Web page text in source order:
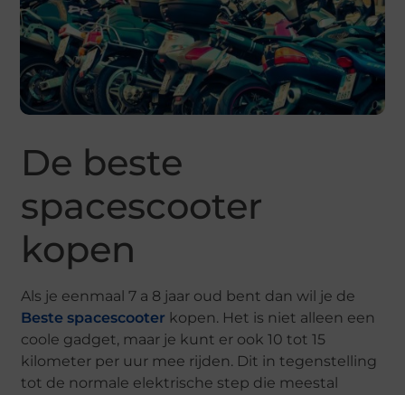
De beste
spacescooter
kopen
Als je eenmaal 7 a 8 jaar oud bent dan wil je de
Beste spacescooter kopen. Het is niet alleen een
coole gadget, maar je kunt er ook 10 tot 15
kilometer per uur mee rijden. Dit in tegenstelling
tot de normale elektrische step die meestal